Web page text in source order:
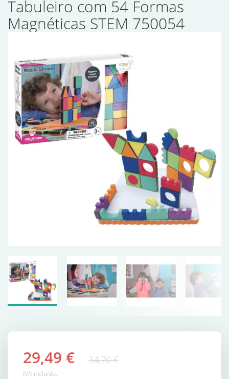
Tabuleiro com 54 Formas
Magnéticas STEM 750054
29,49 € 34,70 €
IVA incluído.